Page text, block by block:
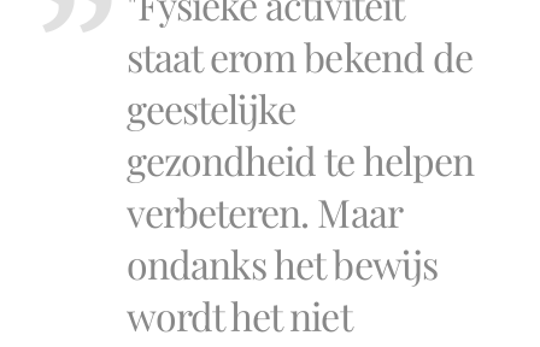
staat erom bekend de
geestelijke
gezondheid te helpen
verbeteren. Maar
ondanks het bewijs
wordt het niet